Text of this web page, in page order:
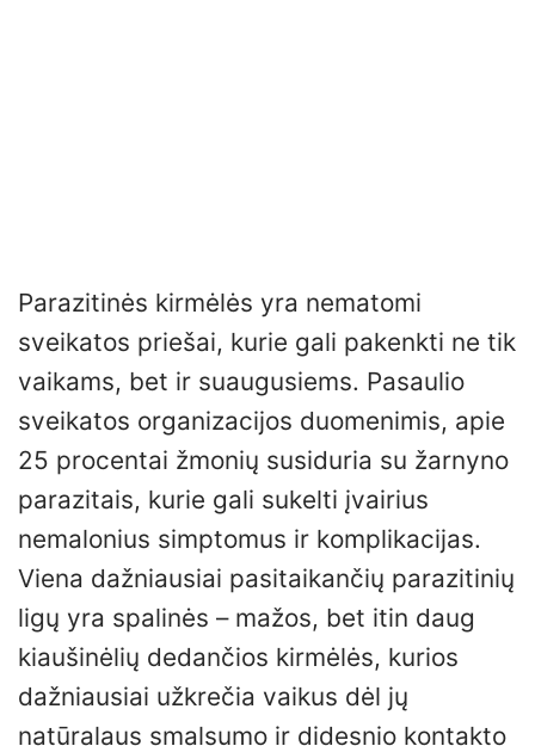
Parazitinės kirmėlės yra nematomi
sveikatos priešai, kurie gali pakenkti ne tik
vaikams, bet ir suaugusiems. Pasaulio
sveikatos organizacijos duomenimis, apie
25 procentai žmonių susiduria su žarnyno
parazitais, kurie gali sukelti įvairius
nemalonius simptomus ir komplikacijas.
Viena dažniausiai pasitaikančių parazitinių
ligų yra spalinės – mažos, bet itin daug
kiaušinėlių dedančios kirmėlės, kurios
dažniausiai užkrečia vaikus dėl jų
natūralaus smalsumo ir didesnio kontakto